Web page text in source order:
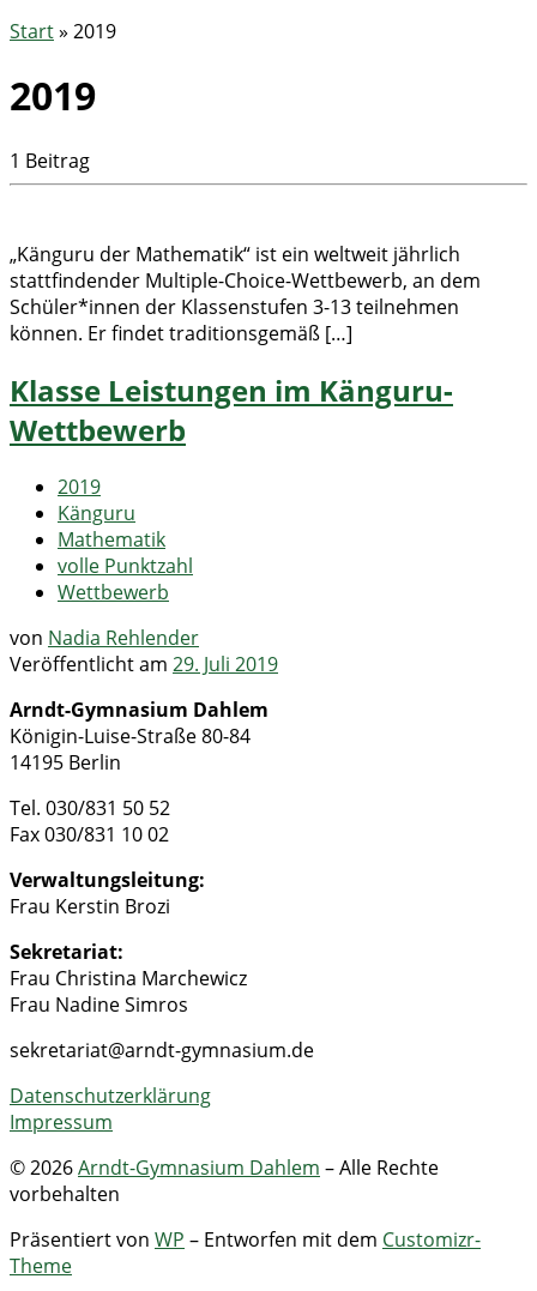
Start» 2019
2019
1 Beitrag
„Känguru der Mathematik“ ist ein weltweit jährlich
stattfindender Multiple-Choice-Wettbewerb, an dem
Schüler*innen der Klassenstufen 3-13 teilnehmen
können. Er findet traditionsgemäß […]
Klasse Leistungen im Känguru-
Wettbewerb
2019
Känguru
Mathematik
volle Punktzahl
Wettbewerb
von Nadia Rehlender
Veröffentlicht am 29. Juli 2019
Arndt-Gymnasium Dahlem
Königin-Luise-Straße 80-84
14195 Berlin
Tel. 030/831 50 52
Fax 030/831 10 02
Verwaltungsleitung:
Frau Kerstin Brozi
Sekretariat:
Frau Christina Marchewicz
Frau Nadine Simros
sekretariat@arndt-gymnasium.de
Datenschutzerklärung
Impressum
© 2026Arndt-Gymnasium Dahlem – Alle Rechte
vorbehalten
Präsentiert von WP – Entworfen mit dem Customizr-
Theme